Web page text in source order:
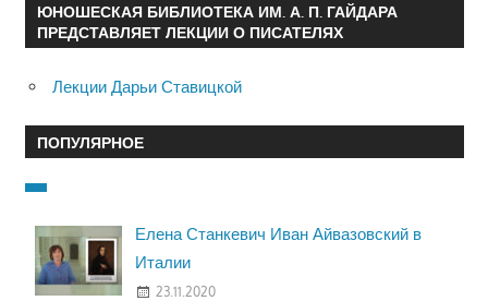
ЮНОШЕСКАЯ БИБЛИОТЕКА ИМ. А. П. ГАЙДАРА
ПРЕДСТАВЛЯЕТ ЛЕКЦИИ О ПИСАТЕЛЯХ
Лекции Дарьи Ставицкой
ПОПУЛЯРНОЕ
Елена Станкевич Иван Айвазовский в
Италии
23.11.2020